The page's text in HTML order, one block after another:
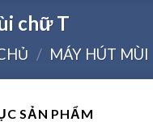
chữ T
/ MÁY HÚT MÙI
SẢN PHẨM